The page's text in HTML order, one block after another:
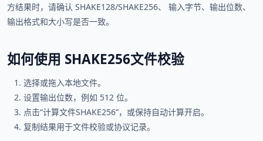
方结果时，请确认 SHAKE128/SHAKE256、 输入字节、输出位数、
输出格式和大小写是否一致。
如何使用 SHAKE256文件校验
选择或拖入本地文件。
设置输出位数，例如 512 位。
点击“计算文件SHAKE256”，或保持自动计算开启。
复制结果用于文件校验或协议记录。